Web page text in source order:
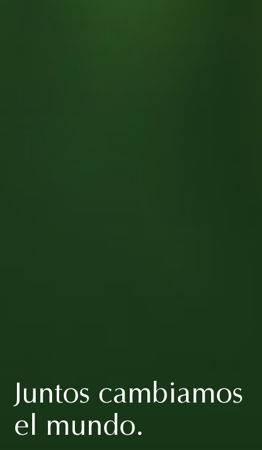
Juntos cambiamos
el mundo.